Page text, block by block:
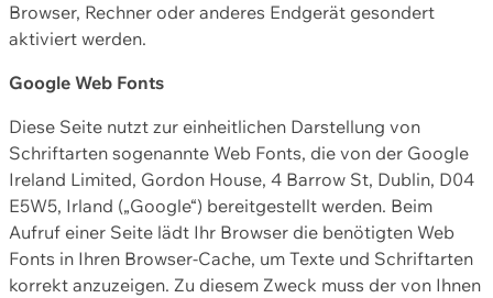
Browser, Rechner oder anderes Endgerät gesondert
aktiviert werden.
Google Web Fonts
Diese Seite nutzt zur einheitlichen Darstellung von
Schriftarten sogenannte Web Fonts, die von der Google
Ireland Limited, Gordon House, 4 Barrow St, Dublin, D04
E5W5, Irland („Google“) bereitgestellt werden. Beim
Aufruf einer Seite lädt Ihr Browser die benötigten Web
Fonts in Ihren Browser-Cache, um Texte und Schriftarten
korrekt anzuzeigen. Zu diesem Zweck muss der von Ihnen